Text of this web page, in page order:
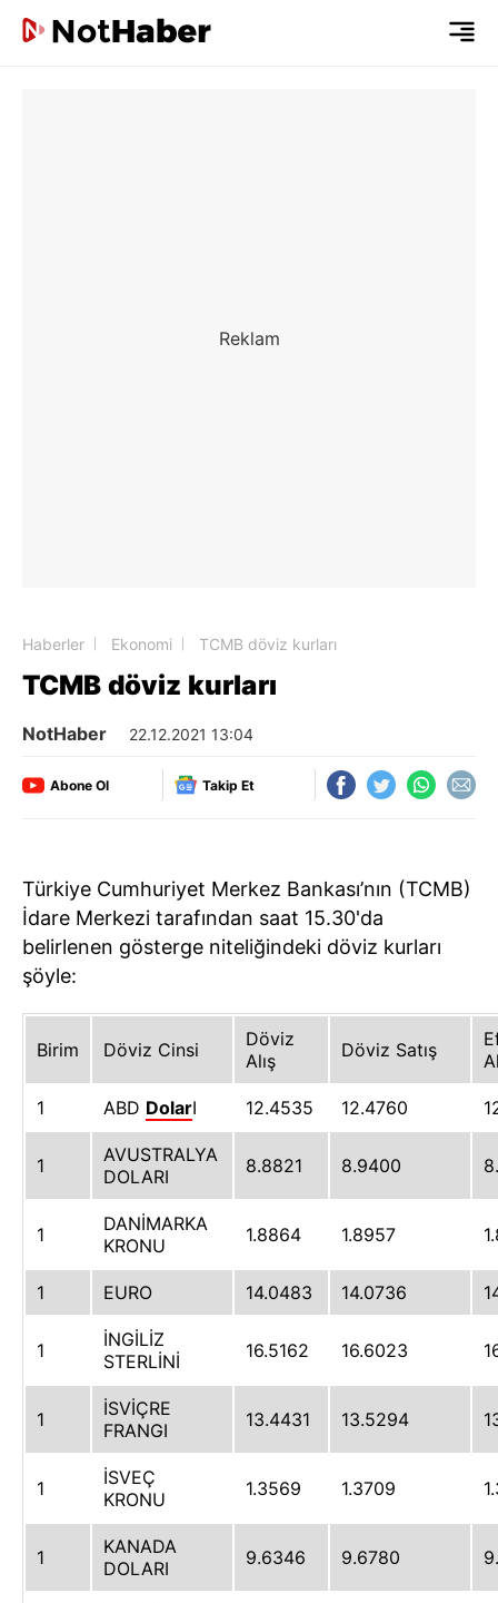
Haberler Ekonomi TCMB döviz kurları
TCMB döviz kurları
NotHaber 22.12.2021 13:04
Abone Ol Takip Et
Türkiye Cumhuriyet Merkez Bankası’nın (TCMB)
İdare Merkezi tarafından saat 15.30'da
belirlenen gösterge niteliğindeki döviz kurları
şöyle:
Birim Döviz Cinsi
Döviz
Alış
Döviz Satış
1 ABD DolarI 12.4535 12.4760
1
AVUSTRALYA
DOLARI
8.8821 8.9400
1
DANİMARKA
KRONU
1.8864 1.8957
1 EURO 14.0483 14.0736
1
İNGİLİZ
STERLİNİ
16.5162 16.6023
1
İSVİÇRE
FRANGI
13.4431 13.5294
1
İSVEÇ
KRONU
1.3569 1.3709
1
KANADA
DOLARI
9.6346 9.6780